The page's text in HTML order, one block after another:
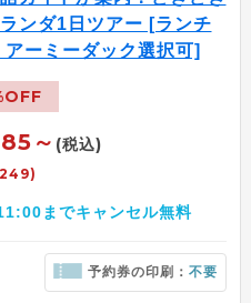
ンダ1日ツアー [ランチ
アーミーダック選択可]
～ (税込)
までキャンセル無料
予約券の印刷：不要